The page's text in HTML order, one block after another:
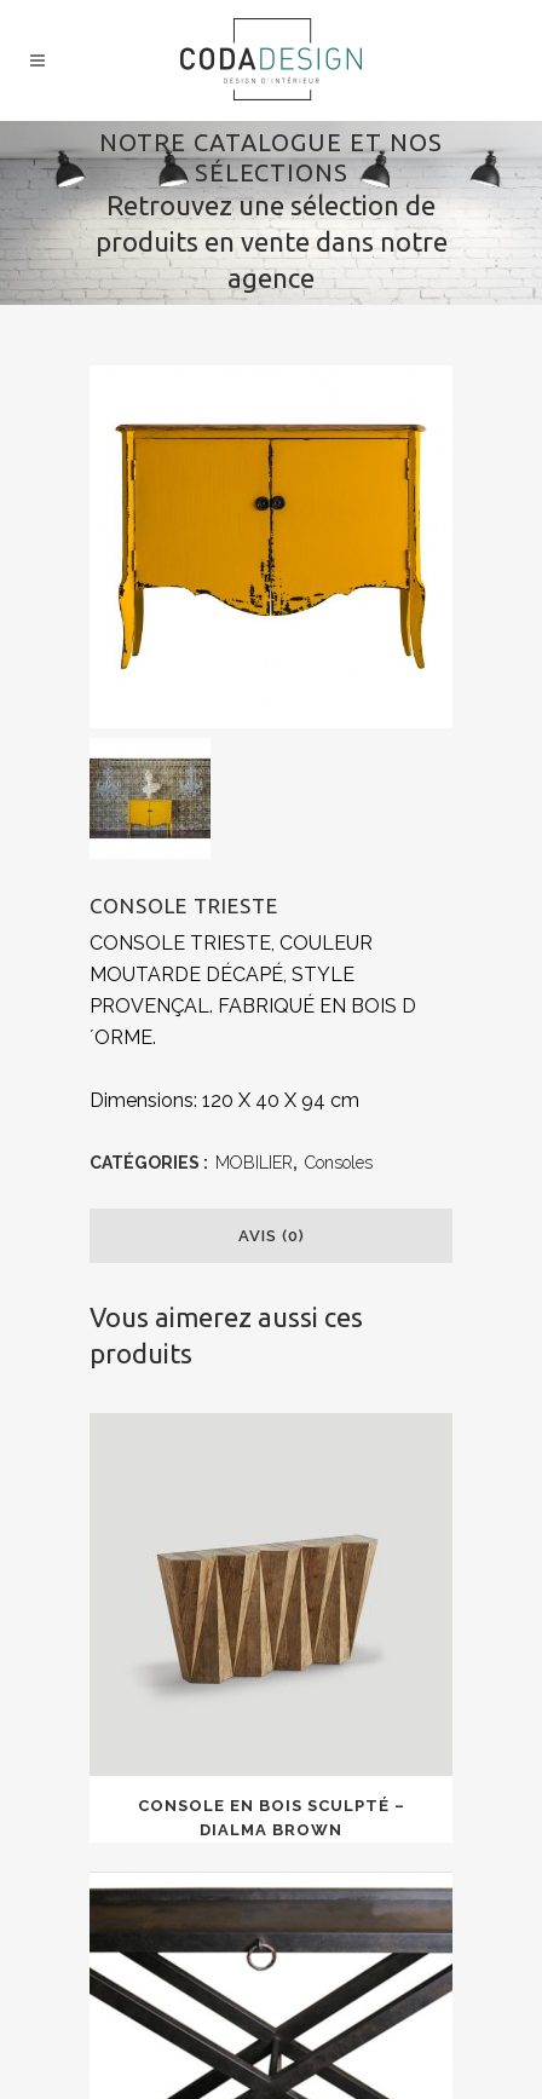
NOTRE CATALOGUE ET NOS
SÉLECTIONS
Retrouvez une sélection de
produits en vente dans notre
agence
CONSOLE TRIESTE
CONSOLE TRIESTE, COULEUR
MOUTARDE DÉCAPÉ, STYLE
PROVENÇAL. FABRIQUÉ EN BOIS D
´ORME.
Dimensions: 120 X 40 X 94 cm
CATÉGORIES : MOBILIER, Consoles
AVIS (0)
Vous aimerez aussi ces
produits
CONSOLE EN BOIS SCULPTÉ –
DIALMA BROWN